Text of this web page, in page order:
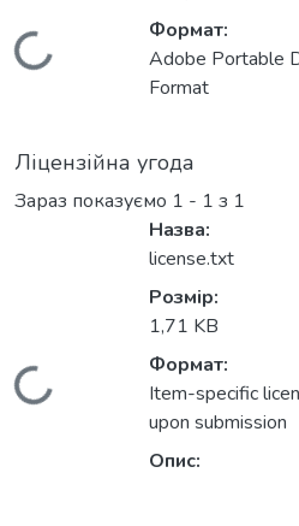
Вантажиться...
Формат:
Adobe Portable
Format
Ліцензійна угода
Зараз показуємо 1 - 1 з 1
Вантажиться...
Назва:
license.txt
Розмір:
1,71 KB
Формат:
Item-specific
upon submission
Опис: